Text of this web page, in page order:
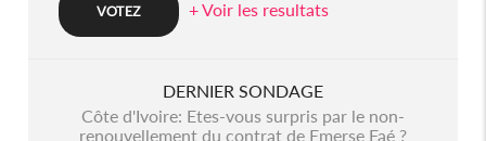
+ Voir les resultats
DERNIER SONDAGE
Côte d'Ivoire: Etes-vous surpris par le non-
renouvellement du contrat de Emerse Faé ?